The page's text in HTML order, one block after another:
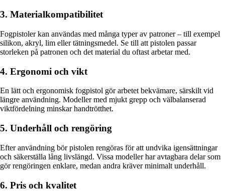
3. Materialkompatibilitet
Fogpistoler kan användas med många typer av patroner – till exempel
silikon, akryl, lim eller tätningsmedel. Se till att pistolen passar
storleken på patronen och det material du oftast arbetar med.
4. Ergonomi och vikt
En lätt och ergonomisk fogpistol gör arbetet bekvämare, särskilt vid
längre användning. Modeller med mjukt grepp och välbalanserad
viktfördelning minskar handtrötthet.
5. Underhåll och rengöring
Efter användning bör pistolen rengöras för att undvika igensättningar
och säkerställa lång livslängd. Vissa modeller har avtagbara delar som
gör rengöringen enklare, medan andra kräver minimalt underhåll.
6. Pris och kvalitet